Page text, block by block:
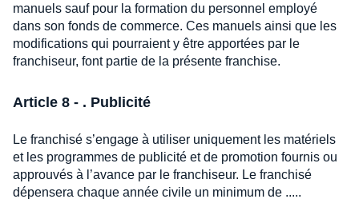
manuels sauf pour la formation du personnel employé
dans son fonds de commerce. Ces manuels ainsi que les
modifications qui pourraient y être apportées par le
franchiseur, font partie de la présente franchise.
Article 8 - . Publicité
Le franchisé s’engage à utiliser uniquement les matériels
et les programmes de publicité et de promotion fournis ou
approuvés à l’avance par le franchiseur. Le franchisé
dépensera chaque année civile un minimum de .....